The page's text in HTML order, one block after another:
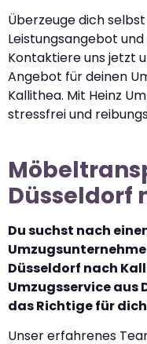
Überzeuge dich
Leistungsangebot
Kontaktiere uns jetzt
Angebot für deinen
Kallithea. Mit Heinz
stressfrei und
Düsseldorf
Du suchst nach
Düsseldorf nach
Umzugsservice aus
das Richtige für
Unser erfahrenes